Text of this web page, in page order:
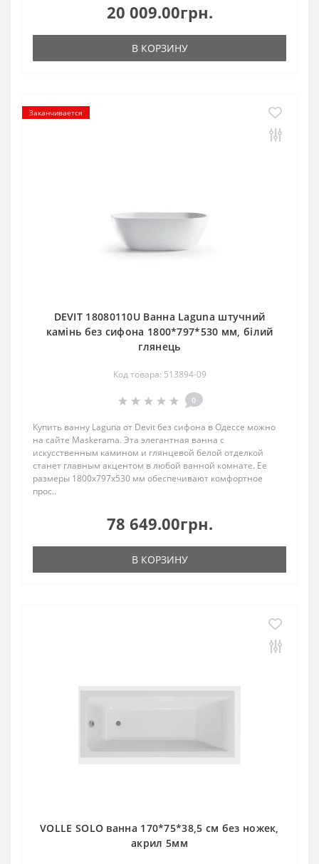
20 009.00грн.
В КОРЗИНУ
Заканчивается
DEVIT 18080110U Ванна Laguna штучний
камінь без сифона 1800*797*530 мм, білий
глянець
Код товара: 513894-09
0
Купить ванну Laguna от Devit без сифона в Одессе можно
на сайте Maskerama. Эта элегантная ванна с
искусственным камином и глянцевой белой отделкой
станет главным акцентом в любой ванной комнате. Ее
размеры 1800x797x530 мм обеспечивают комфортное
прос..
78 649.00грн.
В КОРЗИНУ
VOLLE SOLO ванна 170*75*38,5 см без ножек,
акрил 5мм